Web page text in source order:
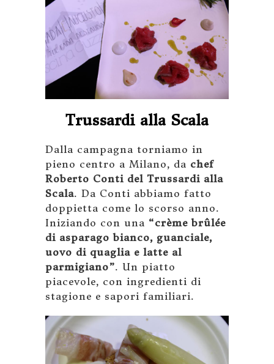
Trussardi alla Scala
Dalla campagna torniamo in
pieno centro a Milano, da chef
Roberto Conti del Trussardi alla
Scala. Da Conti abbiamo fatto
doppietta come lo scorso anno.
Iniziando con una “crème brûlée
di asparago bianco, guanciale,
uovo di quaglia e latte al
parmigiano”. Un piatto
piacevole, con ingredienti di
stagione e sapori familiari.